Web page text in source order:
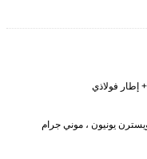
إطار فولاذي